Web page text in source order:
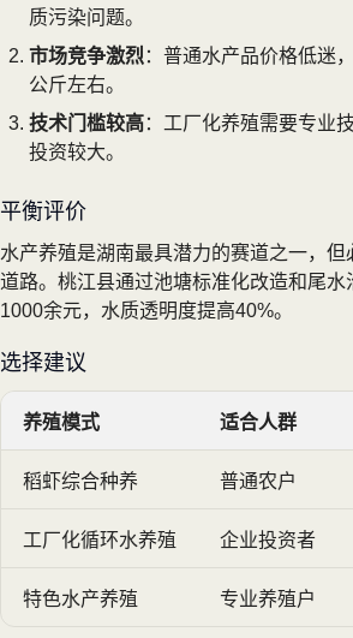
质污染问题。
市场竞争激烈 ：普通水产品价格低迷
公斤左右。
技术门槛较高：工厂化养殖需要专业
投资较大。
平衡评价
水产养殖是湖南最具潜力的赛道之一，
道路。桃江县通过池塘标准化改造和尾水
1000余元，水质透明度提高40%。
选择建议
养殖模式 适合人群
稻虾综合种养 普通农户
工厂化循环水养殖 企业投资者
特色水产养殖 专业养殖户